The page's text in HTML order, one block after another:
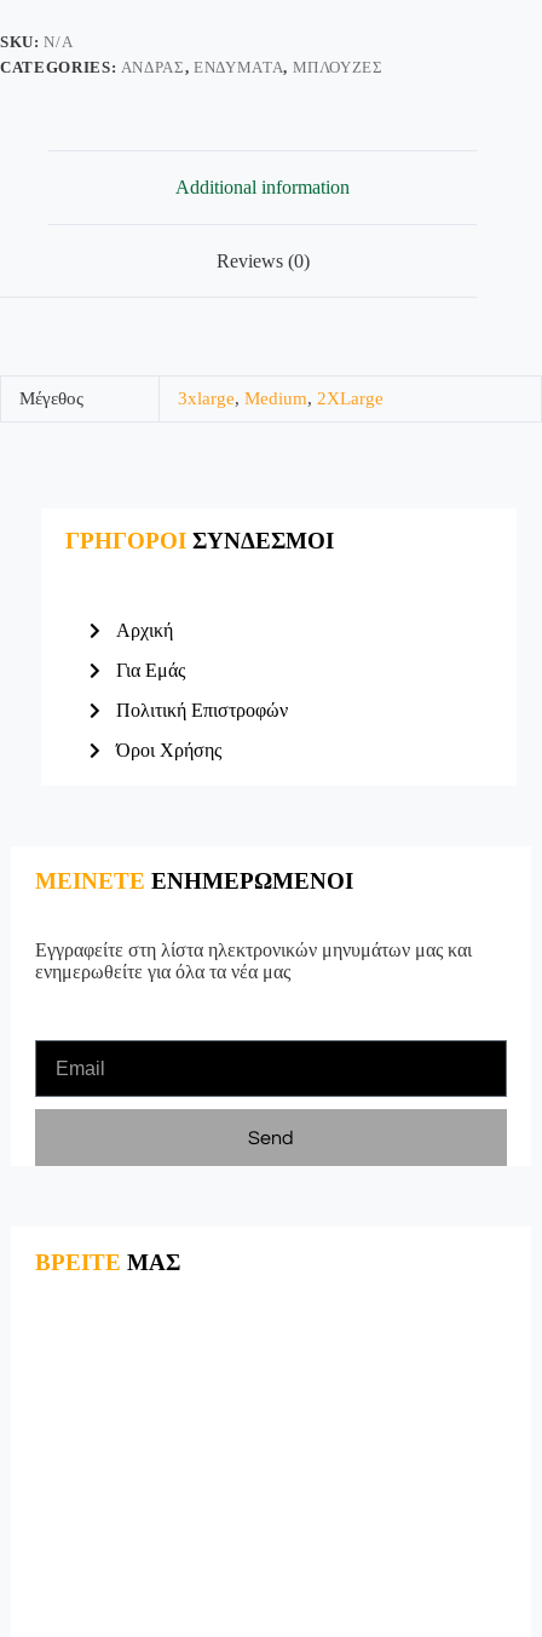
SKU:N/A
CATEGORIES: ΆΝΔΡΑΣ,ΕΝΔΎΜΑΤΑ, ΜΠΛΟΎΖΕΣ
Additional information
Reviews (0)
Μέγεθος 3xlarge, Medium, 2XLarge
ΓΡΗΓΟΡΟΙΣΥΝΔΕΣΜΟΙ
Αρχική
Για Εμάς
Πολιτική Επιστροφών
Όροι Χρήσης
ΜΕΙΝΕΤΕ ΕΝΗΜΕΡΩΜΕΝΟΙ
Εγγραφείτε στη λίστα ηλεκτρονικών μηνυμάτων μας και
ενημερωθείτε για όλα τα νέα μας
Send
ΒΡΕΙΤΕ ΜΑΣ